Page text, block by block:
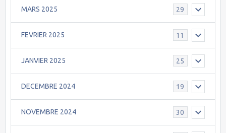
MARS 2025 29
FEVRIER 2025 11
JANVIER 2025 25
DECEMBRE 2024 19
NOVEMBRE 2024 30